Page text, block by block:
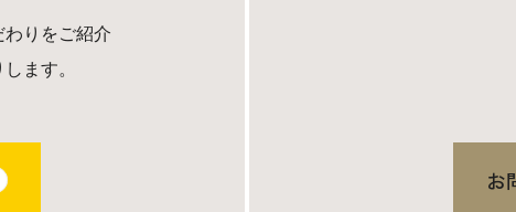
りをご紹介
ます。
お